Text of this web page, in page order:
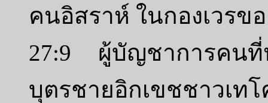
คนอิสราห์ ในกองเวร
27:9 ผู้บัญชาการคน
บุตรชายอิกเขชชาวเท